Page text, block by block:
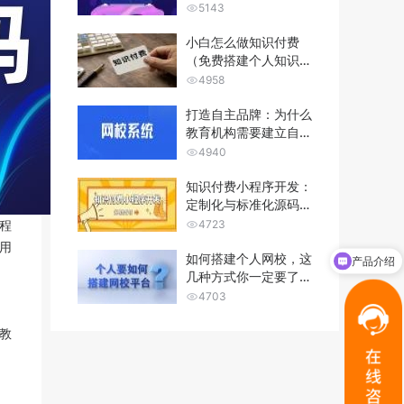
哪些功能？
5143
小白怎么做知识付费
（免费搭建个人知识付
费平台）
4958
打造自主品牌：为什么
教育机构需要建立自己
的网校系统...
4940
知识付费小程序开发：
定制化与标准化源码的
优劣势分析...
4723
如何搭建个人网校，这
几种方式你一定要了
解！4703
产品介绍